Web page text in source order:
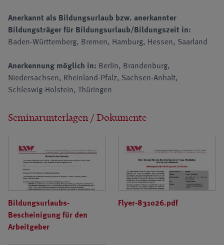
Anerkannt als Bildungsurlaub bzw. anerkannter
Bildungsträger für Bildungsurlaub/Bildungszeit in:
Baden-Württemberg, Bremen, Hamburg, Hessen, Saarland
Anerkennung möglich in: Berlin, Brandenburg,
Niedersachsen, Rheinland-Pfalz, Sachsen-Anhalt,
Schleswig-Holstein, Thüringen
Seminarunterlagen / Dokumente
Bildungsurlaubs-
Bescheinigung für den
Arbeitgeber
Flyer-831026.pdf